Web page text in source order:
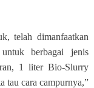
telah dimanfaatkan
berbagai jenis
1 liter Bio-Slurry
tau cara campurnya,”